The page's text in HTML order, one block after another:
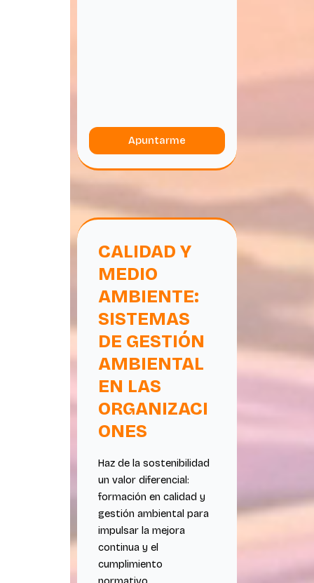
Apuntarme
CALIDAD Y
MEDIO
AMBIENTE:
SISTEMAS
DE GESTIÓN
AMBIENTAL
EN LAS
ORGANIZACI
ONES
Haz de la sostenibilidad
un valor diferencial:
formación en calidad y
gestión ambiental para
impulsar la mejora
continua y el
cumplimiento